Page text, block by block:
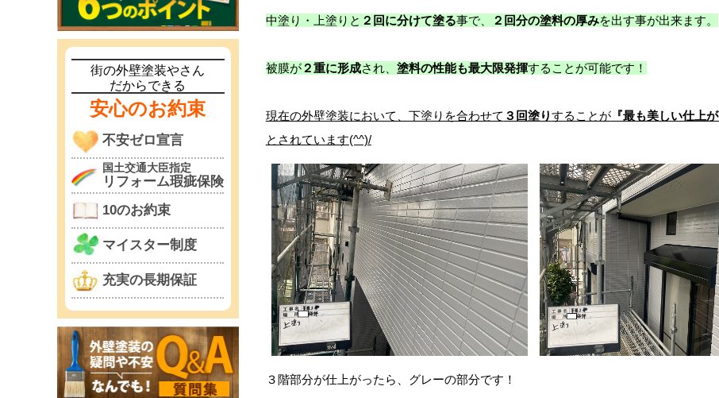
中塗り・上塗りと ２回に分けて塗る事で、 ２回分の塗料の厚みを出す事が出来ます。
被膜が２重に形成され、 塗料の性能も最大限発揮することが可能です！
現在の外壁塗装において、下塗りを合わせて ３回塗りすることが『最も美しい仕上
とされています(^^)/
３階部分が仕上がったら、グレーの部分です！
街の外壁塗装やさん
だからできる
安心のお約束
不安ゼロ宣言
国土交通大臣指定
リフォーム瑕疵保険
10のお約束
マイスター制度
充実の長期保証